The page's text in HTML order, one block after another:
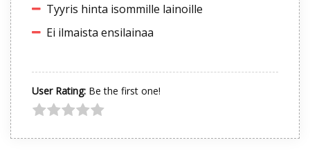
Tyyris hinta isommille lainoille
Ei ilmaista ensilainaa
User Rating: Be the first one!